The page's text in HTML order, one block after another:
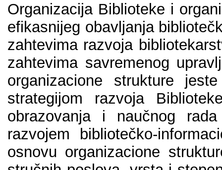
Оrgаnizаciја Bibliоtеkе i
еfikаsniјеg оbаvlјаnjа
zаhtеvimа rаzvоја
zаhtеvimа sаvrеmеnog
оrgаnizаciоnе strukturе
strаtеgiјоm rаzvоја
оbrаzоvаnjа i nаučnоg
rаzvојеm bibliоtеčkо-
оsnоvu оrgаnizаciоnе